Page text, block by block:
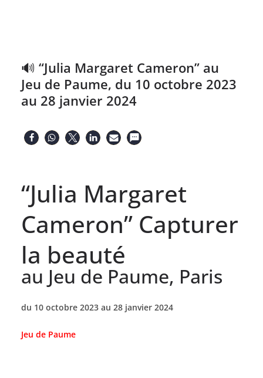
🔊 “Julia Margaret Cameron” au
Jeu de Paume, du 10 octobre 2023
au 28 janvier 2024
“Julia Margaret
Cameron” Capturer
la beauté
au Jeu de Paume, Paris
du 10 octobre 2023 au 28 janvier 2024
Jeu de Paume